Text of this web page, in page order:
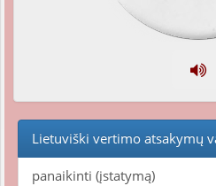
Lietuviški vertimo atsakymų
panaikinti (įstatymą)